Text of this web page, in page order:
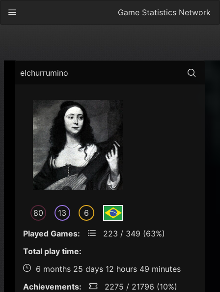
Game Statistics Network
elchurrumino
80 13 6
Played Games:
223 / 349 (63%)
Total play time:
6 months 25 days 12 hours 49 minutes
Achievements:
2275 / 21796 (10%)